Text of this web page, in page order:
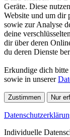
Geräte. Diese
Website und um dir
sowie zur Analyse
deine
dir über deren
du deren Dienste
Erkundige dich
sowie in unserer
Zustimmen Nur
Individuelle